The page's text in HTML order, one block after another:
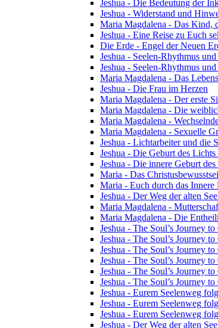
Jeshua - Die Bedeutung der
Jeshua - Widerstand und
Maria Magdalena - Das Kind,
Jeshua - Eine Reise zu Euch
Die Erde - Engel der Neuen
Jeshua - Seelen-Rhythmus
Jeshua - Seelen-Rhythmus
Maria Magdalena - Das
Jeshua - Die Frau im Herzen
Maria Magdalena - Der erste
Maria Magdalena - Die
Maria Magdalena -
Maria Magdalena - Sexuelle
Jeshua - Lichtarbeiter und die
Jeshua - Die Geburt des
Jeshua - Die innere Geburt
Maria - Das
Maria - Euch durch das
Jeshua - Der Weg der alten
Maria Magdalena -
Maria Magdalena - Die
Jeshua - The Soul’s Journey
Jeshua - The Soul’s Journey
Jeshua - The Soul’s Journey
Jeshua - The Soul’s Journey
Jeshua - The Soul’s Journey
Jeshua - The Soul’s Journey
Jeshua - Eurem Seelenweg
Jeshua - Eurem Seelenweg
Jeshua - Eurem Seelenweg
Jeshua - Der Weg der alten